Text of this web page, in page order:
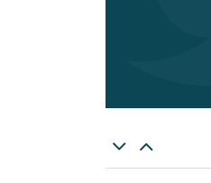
مقتضبات من